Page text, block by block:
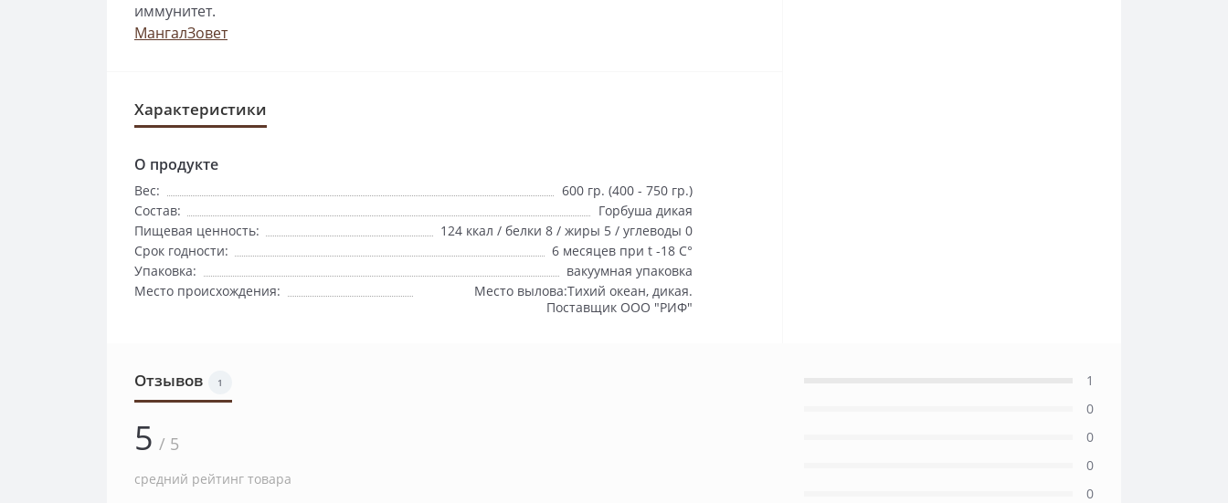
иммунитет.
МангалЗовет
Характеристики
О продукте
Вес:
600 гр. (400 - 750 гр.)
Состав:
Горбуша дикая
Пищевая ценность:
124 ккал / белки 8 / жиры 5 / углеводы 0
Срок годности:
6 месяцев при t -18 С°
Упаковка:
вакуумная упаковка
Место происхождения:
Место вылова:Тихий океан, дикая.
Поставщик ООО "РИФ"
Отзывов 1
5 / 5
средний рейтинг товара
1
0
0
0
0